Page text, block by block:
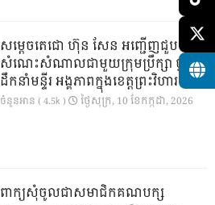
សម្តេចតេជោ ហ៊ុន សែន អញ្ជើញជួប
សំណេះសំណាលជាមួយក្រុមប្រឹក្សា ថ្នាក់
ដឹកនាំមន្ទីរ អង្គភាពក្នុងខេត្តព្រះវិហារ
ចំនួនអាន ( 4.5k ) ថ្ងៃ​សុក្រ, 10 ខែ​កក្កដា, 2026
ពាក្យសុំចូលជាសមាជិកគណបក្ស